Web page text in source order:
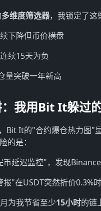
多维度筛选器，我锁定了这
下降但币价横盘
续15天为负
量突破一年新高
我用Bit It躲过
Bit It的"合约爆仓热力图"
的是：
币延迟监控"，发现
报"在USDT突然折价0.3%
为我节省至少15小时的链